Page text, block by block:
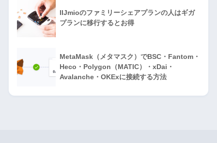
IIJmioのファミリーシェアプランの人はギガ
プランに移行するとお得
MetaMask（メタマスク）でBSC・Fantom・
Heco・Polygon（MATIC）・xDai・
Avalanche・OKExに接続する方法